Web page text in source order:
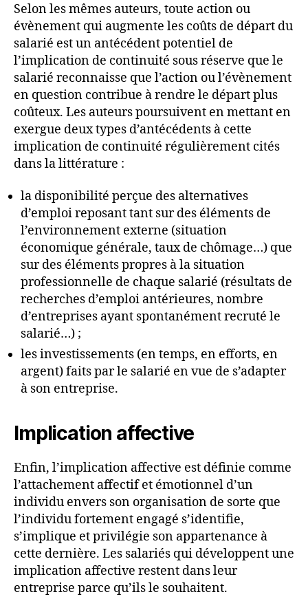
Selon les mêmes auteurs, toute action ou
évènement qui augmente les coûts de départ du
salarié est un antécédent potentiel de
l’implication de continuité sous réserve que le
salarié reconnaisse que l’action ou l’évènement
en question contribue à rendre le départ plus
coûteux. Les auteurs poursuivent en mettant en
exergue deux types d’antécédents à cette
implication de continuité régulièrement cités
dans la littérature :
la disponibilité perçue des alternatives
d’emploi reposant tant sur des éléments de
l’environnement externe (situation
économique générale, taux de chômage…) que
sur des éléments propres à la situation
professionnelle de chaque salarié (résultats de
recherches d’emploi antérieures, nombre
d’entreprises ayant spontanément recruté le
salarié…) ;
les investissements (en temps, en efforts, en
argent) faits par le salarié en vue de s’adapter
à son entreprise.
Implication affective
Enfin, l’implication affective est définie comme
l’attachement affectif et émotionnel d’un
individu envers son organisation de sorte que
l’individu fortement engagé s’identifie,
s’implique et privilégie son appartenance à
cette dernière. Les salariés qui développent une
implication affective restent dans leur
entreprise parce qu’ils le souhaitent.